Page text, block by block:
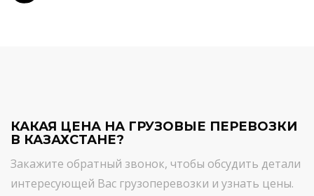
КАКАЯ ЦЕНА НА ГРУЗОВЫЕ ПЕРЕВОЗКИ
В КАЗАХСТАНЕ?
Закажите обратный звонок, чтобы обсудить детали
интересующей Вас грузоперевозки и узнать цены.